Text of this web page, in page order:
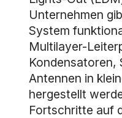
Unternehmen
System
Multilayer-
Kondensatoren,
Antennen in
hergestellt
Fortschritte auf